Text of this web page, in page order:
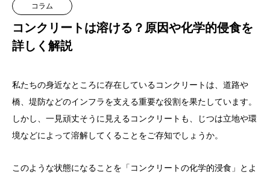
コラム
コンクリートは溶ける？原因や化学的侵食を
詳しく解説
私たちの身近なところに存在しているコンクリートは、道路や
橋、堤防などのインフラを支える重要な役割を果たしています。
しかし、一見頑丈そうに見えるコンクリートも、じつは立地や環
境などによって溶解してくることをご存知でしょうか。
このような状態になることを「コンクリートの化学的浸食」とよ